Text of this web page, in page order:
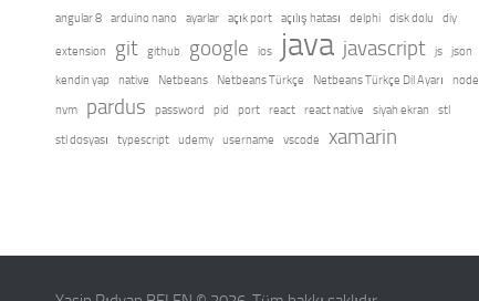
angular 8
arduino nano ayarlar açık port açılış hatası delphi disk dolu diy
extension git github google ios java javascript js
json
kendin yap
native Netbeans Netbeans Türkçe Netbeans Türkçe Dil Ayarı node
nvm pardus password pid port react react native siyah ekran stl
stl dosyası typescript udemy username vscode xamarin